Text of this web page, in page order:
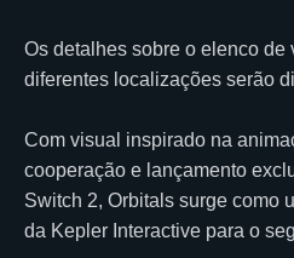
Os detalhes sobre o elenco
diferentes localizações serão
Com visual inspirado na
cooperação e lançamento
Switch 2, Orbitals surge como
da Kepler Interactive para o